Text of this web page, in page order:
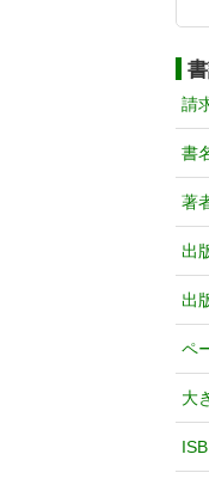
請
書
著
出
出
ペ
大